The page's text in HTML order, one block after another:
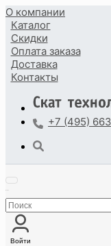
О компании
Каталог
Скидки
Оплата заказа
Доставка
Контакты
+7 (495)
Войти